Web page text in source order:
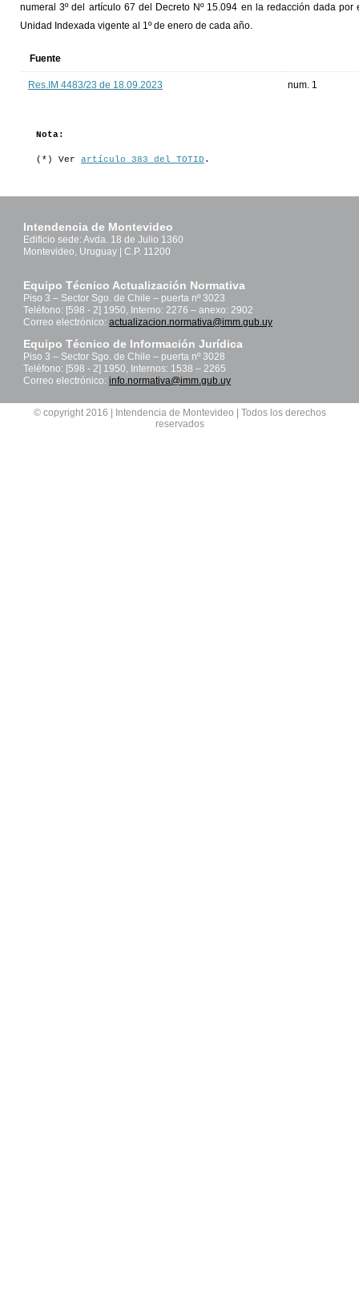
numeral 3º del artículo 67 del Decreto Nº 15.094 en la redacción dada
Unidad Indexada vigente al 1º de enero de cada año.
Fuente
Res.IM 4483/23 de 18.09.2023 num. 1
Nota:
(*) Ver artículo 383 del TOTID .
Intendencia de Montevideo
Edificio sede: Avda. 18 de Julio 1360
Montevideo, Uruguay | C.P. 11200
Equipo Técnico Actualización Normativa
Piso 3 – Sector Sgo. de Chile – puerta nº 3023
Teléfono: [598 - 2] 1950, Interno: 2276 – anexo: 2902
Correo electrónico: actualizacion.normativa@imm.gub.uy
Equipo Técnico de Información Jurídica
Piso 3 – Sector Sgo. de Chile – puerta nº 3028
Teléfono: [598 - 2] 1950, Internos: 1538 – 2265
Correo electrónico: info.normativa@imm.gub.uy
© copyright 2016 | Intendencia de Montevideo | Todos los derechos
reservados